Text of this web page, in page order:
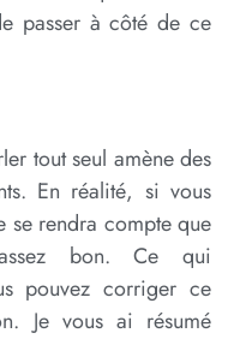
passer à côté de ce
tout seul amène des
En réalité, si vous
se rendra compte que
bon. Ce qui
pouvez corriger ce
Je vous ai résumé